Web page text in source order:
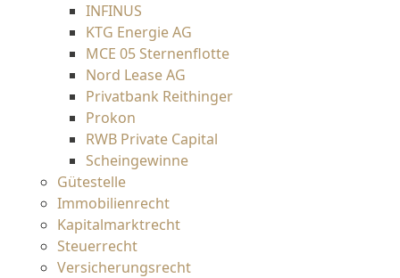
INFINUS
KTG Energie AG
MCE 05 Sternenflotte
Nord Lease AG
Privatbank Reithinger
Prokon
RWB Private Capital
Scheingewinne
Gütestelle
Immobilienrecht
Kapitalmarktrecht
Steuerrecht
Versicherungsrecht